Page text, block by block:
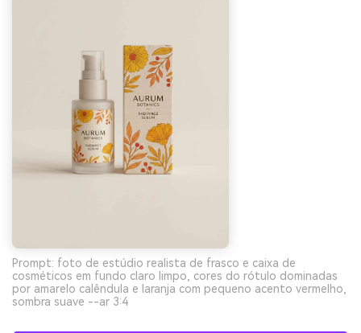
Prompt: foto de estúdio realista de frasco e caixa de
cosméticos em fundo claro limpo, cores do rótulo dominadas
por amarelo calêndula e laranja com pequeno acento vermelho,
sombra suave --ar 3:4